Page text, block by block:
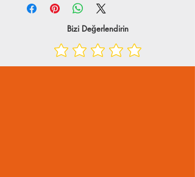
Bizi Değerlendirin